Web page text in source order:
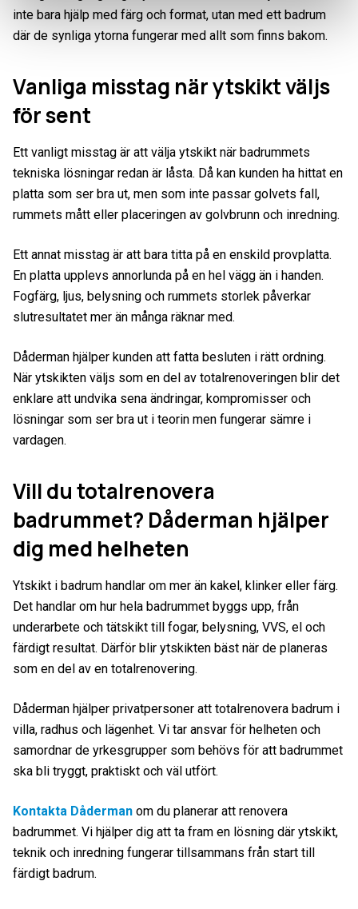
inte bara hjälp med färg och format, utan med ett badrum
där de synliga ytorna fungerar med allt som finns bakom.
Vanliga misstag när ytskikt väljs
för sent
Ett vanligt misstag är att välja ytskikt när badrummets
tekniska lösningar redan är låsta. Då kan kunden ha hittat en
platta som ser bra ut, men som inte passar golvets fall,
rummets mått eller placeringen av golvbrunn och inredning.
Ett annat misstag är att bara titta på en enskild provplatta.
En platta upplevs annorlunda på en hel vägg än i handen.
Fogfärg, ljus, belysning och rummets storlek påverkar
slutresultatet mer än många räknar med.
Dåderman hjälper kunden att fatta besluten i rätt ordning.
När ytskikten väljs som en del av totalrenoveringen blir det
enklare att undvika sena ändringar, kompromisser och
lösningar som ser bra ut i teorin men fungerar sämre i
vardagen.
Vill du totalrenovera
badrummet? Dåderman hjälper
dig med helheten
Ytskikt i badrum handlar om mer än kakel, klinker eller färg.
Det handlar om hur hela badrummet byggs upp, från
underarbete och tätskikt till fogar, belysning, VVS, el och
färdigt resultat. Därför blir ytskikten bäst när de planeras
som en del av en totalrenovering.
Dåderman hjälper privatpersoner att totalrenovera badrum i
villa, radhus och lägenhet. Vi tar ansvar för helheten och
samordnar de yrkesgrupper som behövs för att badrummet
ska bli tryggt, praktiskt och väl utfört.
Kontakta Dåderman om du planerar att renovera
badrummet. Vi hjälper dig att ta fram en lösning där ytskikt,
teknik och inredning fungerar tillsammans från start till
färdigt badrum.